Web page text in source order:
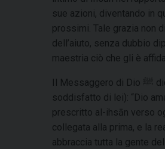
sue azioni, diventando in
prossimi. Tale grazia non
dell’aiuto, senza dubbio
maestria ciò che gli è
Il Messaggero di Dio ﷺ dice in un hadīth, riportato da al-Bayhaqī, narrato da ‘Āisha, la madre dei credenti (che Dio sia
soddisfatto di lei): “Dio
prescritto al-ihsān verso
collegata alla prima, e la
abbraccia tutta la gente